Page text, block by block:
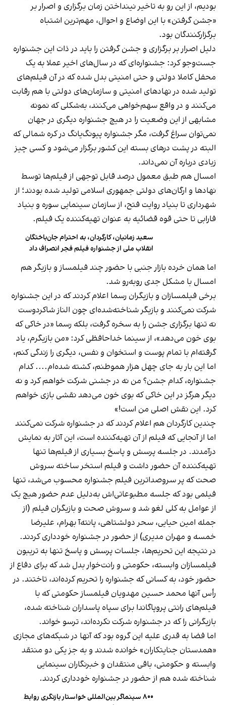
بودیم، از این رو به تاخیر نینداختن زمان برگزاری و اصرار بر
«جشن گرفتن» با این اوضاع و احوال، مهم‌ترین اشتباه
برگزارکنندگان بود.
دلیل اصرار بر برگزاری و جشن گرفتن را باید در ذات این جشنواره
جست‌و‌جو کرد: جشنواره‌ای که در سال‌های اخیر عملا به یک
محفل کاملا دولتی و حتی امنیتی بدل شده که در آن فیلم‌های
تولید شده در نهادهای امنیتی و سازمان‌های دولتی با هم رقابت
می‌کنند و در واقع سهم‌خواهی می‌کنند، به‌شکلی که نمونه
مشابهی از این وضعیت را در هیچ جشنواره دیگری در جهان
نمی‌توان سراغ گرفت، مگر جشنواره پیونگ‌یانگ در کره شمالی که
البته در پشت درهای بسته این کشور برگزار می‌شود و کسی چیز
زیادی درباره آن نمی‌داند.
امسال هم طبق معمول درصد قابل توجهی از فیلم‌ها توسط
نهادها و ارگان‌های دولتی جمهوری اسلامی تولید شده بودند؛ از
شهرداری تا بنیاد روایت فتح، از سازمان سینمایی سوره و بنیاد
فارابی تا حتی قوه قضائیه به عنوان تهیه‌کننده یک فیلم.
سعید زمانیان، کارگردان، به احترام جان‌باختگان
انقلاب ملی از جشنواره فیلم فجر انصراف داد
اما همان خرده بازار جنبی با حضور چند فیلمساز و بازیگر هم
امسال با مشکل جدی روبه‌رو شد.
برخی فیلمسازان و بازیگران رسما اعلام کردند که در این جشنواره
شرکت نمی‌کنند و بازیگر شناخته‌شده‌ای چون الناز شاکردوست
نه تنها برگزاری جشن را به سخره گرفت، بلکه رسما «در خاکی که
بوی خون می‌دهد»، از سینما خداحافظی کرد: «من بازیگرم، یاد
گرفته‌ام با تمام پوست و استخوان و نفس، دیگری را زندگی کنم،
اما این بار به جای چهل هزار هموطنم، کشته شده‌ام.... کدام
جشنواره، کدام جشن؟ من نه در جشنی شرکت خواهم کرد و نه
دیگر هرگز در این خاکی که بوی خون می‌دهد نقشی بازی خواهم
کرد. این نقش اصلی من است!»
چندین کارگردان هم اعلام کردند که در جشنواره شرکت نمی‌کنند
اما از آنجایی که فیلم از آن تهیه‌کننده است، این آثار به نمایش
درآمدند. در جلسه پرسش و پاسخ بسیاری از فیلم‌ها تنها
تهیه‌کننده آن حضور داشت و فیلم استخر ساخته سروش
صحت که پر سروصداترین فیلم جشنواره محسوب می‌شد، تنها
فیلمی بود که جلسه مطبوعاتی‌اش به‌دلیل عدم حضور هیچ یک
از عوامل به کلی لغو شد و سروش صحت و بازیگران فیلم (از
جمله امین حیایی، سحر دولشتاهی، پانته‌آ بهرام، علیرضا
خمسه و مهران مدیری) از حضور در جشنواره خودداری کردند.
در نتیجه این تحریم‌ها، جلسات پرسش و پاسخ تنها به تریبون
فیلمسازان وابسته، حکومتی و رانت‌خوار بدل شد که برای دفاع از
حضور خود، به کسانی که جشنواره را تحریم کرده‌اند، تاختند. در
رأس آنها محمد حسین مهدویان فیلمساز حکومتی که با
فیلم‌های رانتی پروپاگاندا برای سپاه پاسداران شناخته شده،
بازیگرانی را که در جشنواره شرکت نکرده‌اند، ترسو خواند.
اما فضا به قدری علیه این گروه بود که آنها در شبکه‌های مجازی
«همدستان جنایتکاران» خوانده شدند و به جز یکی دو منتقد
وابسته و حکومتی، باقی منتقدان و خبرنگاران سینمایی
شناخته شده هم از حضور در جشنواره خودداری کردند.
۸۰۰ سینماگر بین‌المللی خواستار بازنگری روابط